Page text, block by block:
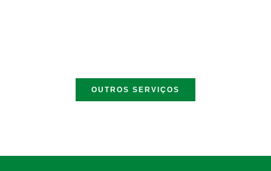
OUTROS SERVIÇOS